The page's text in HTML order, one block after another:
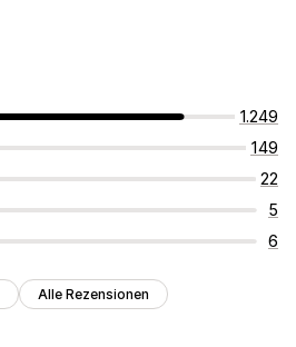
1.249
149
22
5
6
Alle Rezensionen